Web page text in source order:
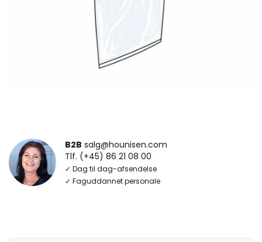
B2B salg@hounisen.com
Tlf. (+45) 86 21 08 00
✓ Dag til dag-afsendelse
✓ Faguddannet personale